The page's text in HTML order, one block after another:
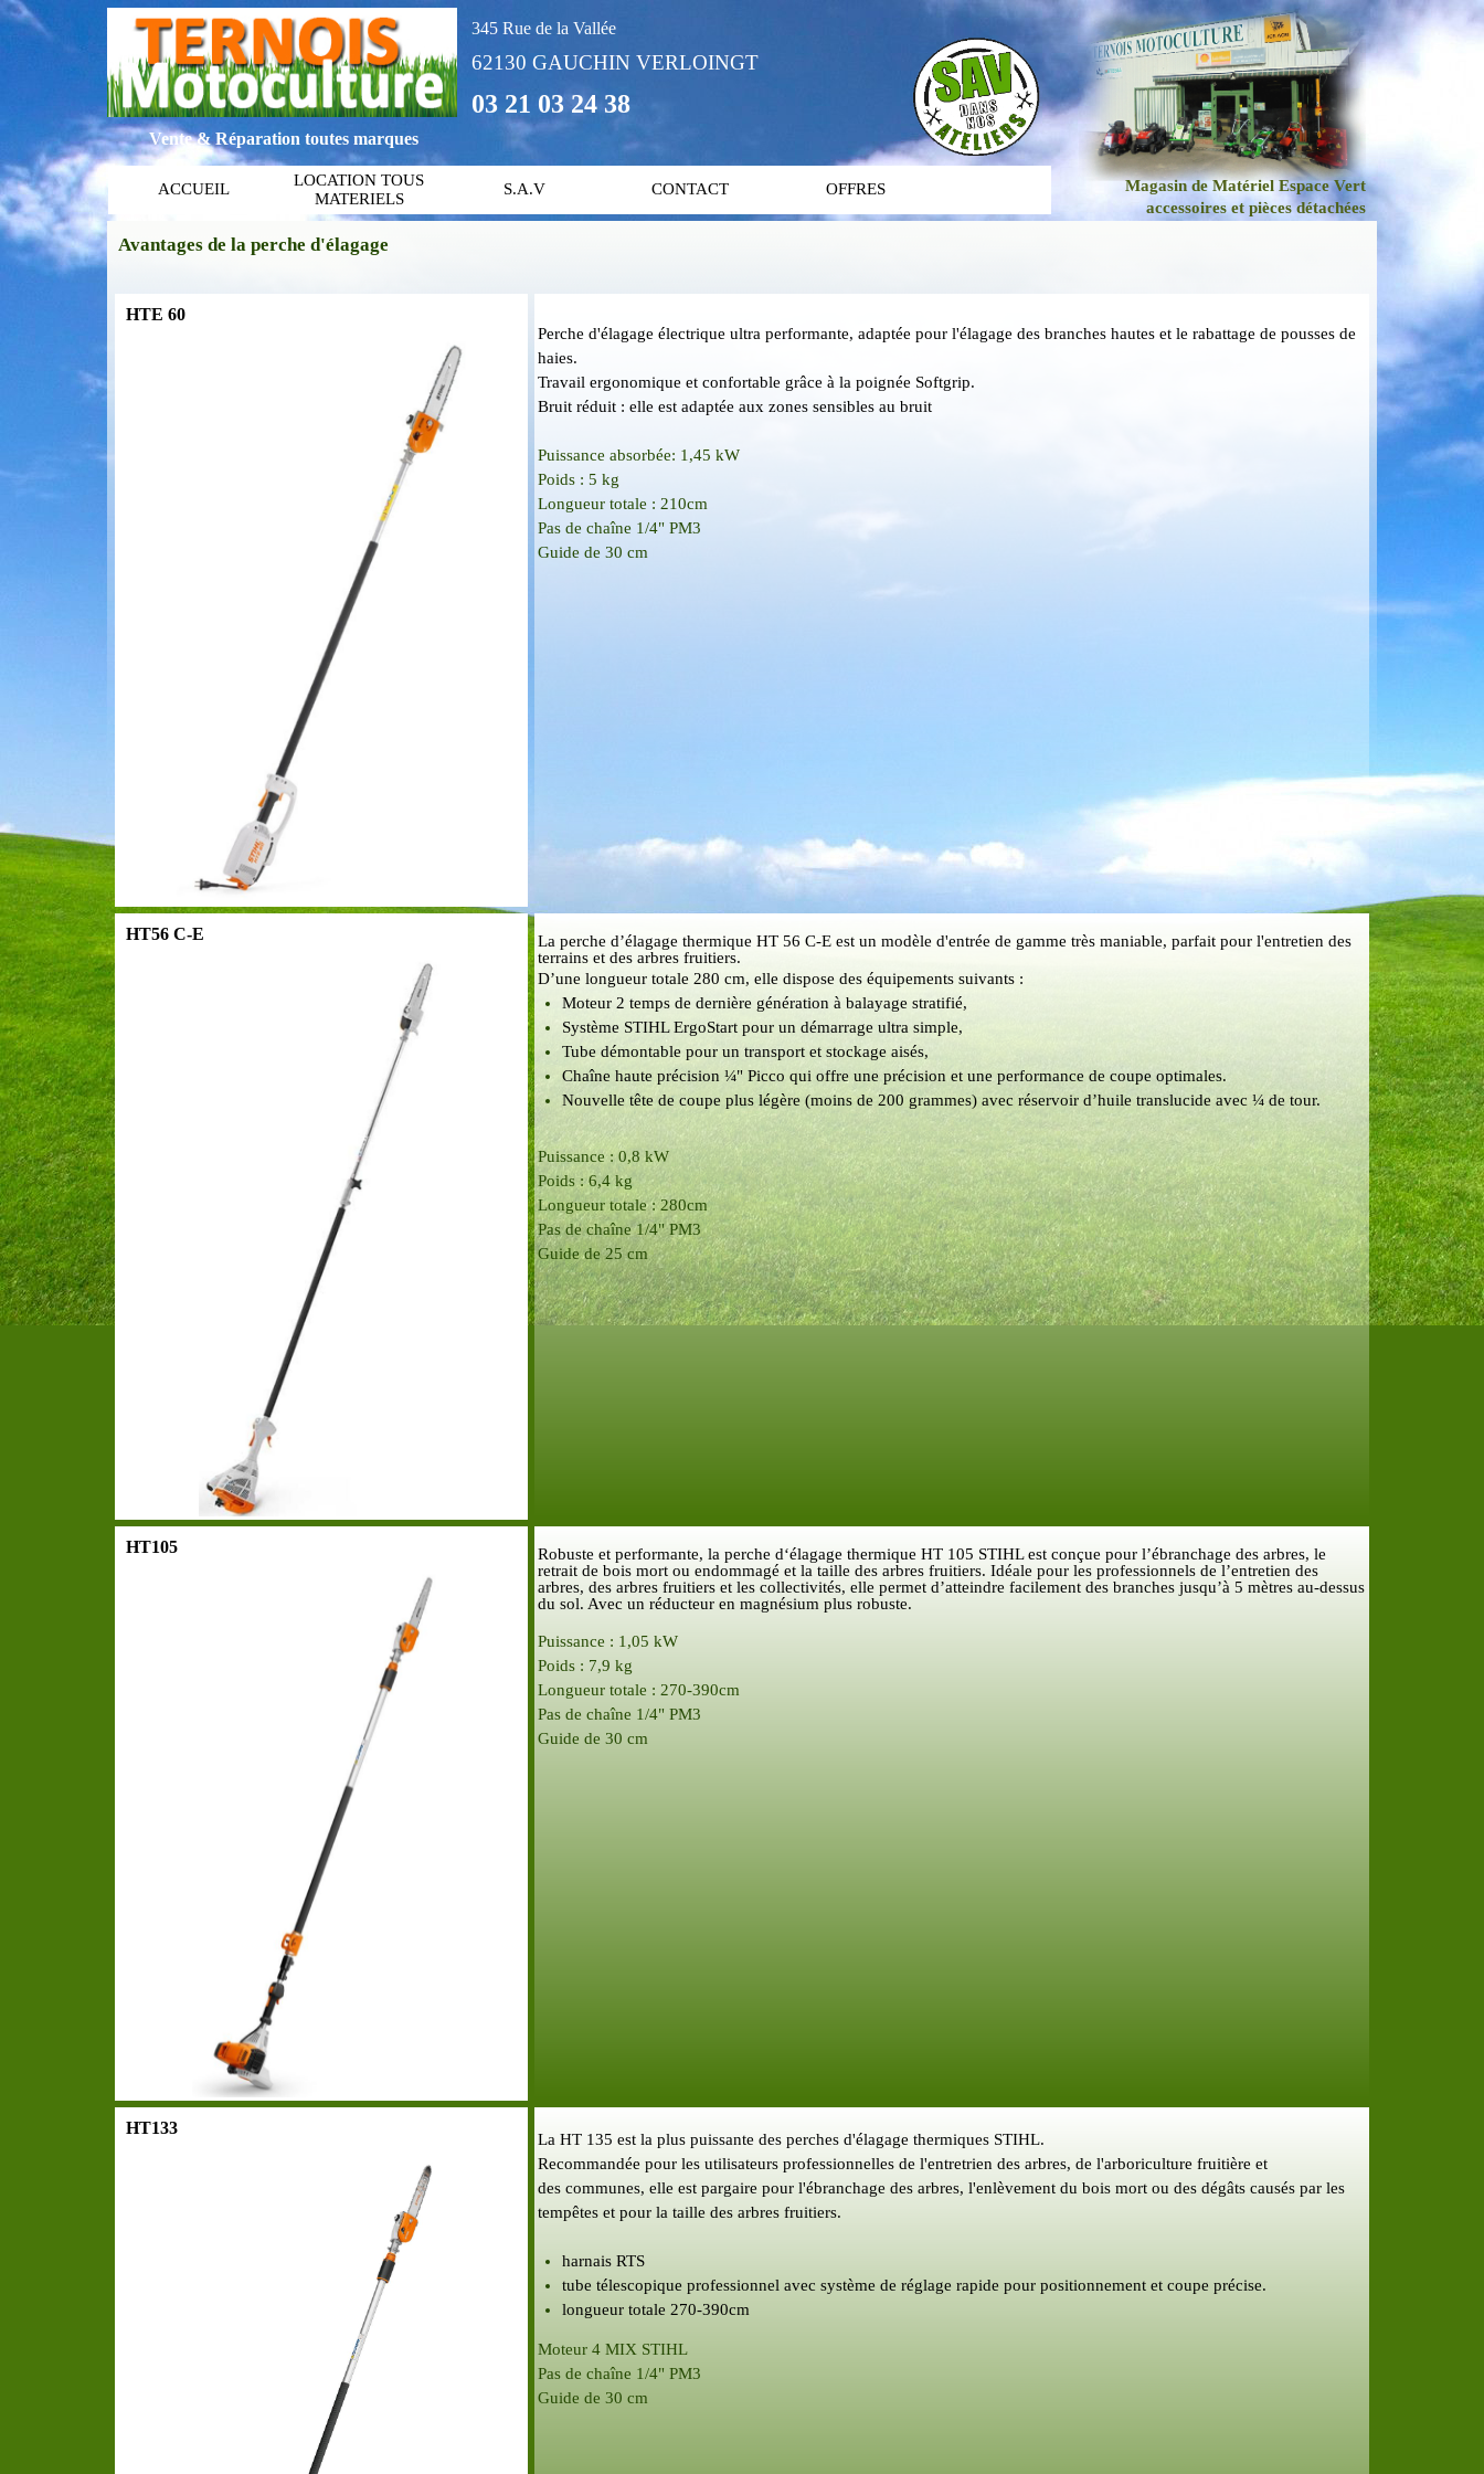
ACCUEIL
LOCATION TOUS
MATERIELS
S.A.V CONTACT OFFRES
345 Rue de la Vallée
62130 GAUCHIN VERLOINGT
03 21 03 24 38
Magasin de Matériel Espace Vert
Vente & Réparation toutes marques
accessoires et pièces détachées
Avantages de la perche d'élagage
HTE 60
Perche d'élagage électrique ultra performante, adaptée pour l'élagage des branches hautes et le rabattage de pousses de
haies.
Travail ergonomique et confortable grâce à la poignée Softgrip.
Bruit réduit : elle est adaptée aux zones sensibles au bruit
Puissance absorbée: 1,45 kW
Poids : 5 kg
Longueur totale : 210cm
Pas de chaîne 1/4" PM3
Guide de 30 cm
HT56 C-E
La perche d’élagage thermique HT 56 C-E est un modèle d'entrée de gamme très maniable, parfait pour l'entretien des
terrains et des arbres fruitiers.
D’une longueur totale 280 cm, elle dispose des équipements suivants :
Moteur 2 temps de dernière génération à balayage stratifié,
Système STIHL ErgoStart pour un démarrage ultra simple,
Tube démontable pour un transport et stockage aisés,
Chaîne haute précision ¼" Picco qui offre une précision et une performance de coupe optimales.
Nouvelle tête de coupe plus légère (moins de 200 grammes) avec réservoir d’huile translucide avec ¼ de tour.
Puissance : 0,8 kW
Poids : 6,4 kg
Longueur totale : 280cm
Pas de chaîne 1/4" PM3
Guide de 25 cm
HT105
Robuste et performante, la perche d‘élagage thermique HT 105 STIHL est conçue pour l’ébranchage des arbres, le
retrait de bois mort ou endommagé et la taille des arbres fruitiers. Idéale pour les professionnels de l’entretien des
arbres, des arbres fruitiers et les collectivités, elle permet d’atteindre facilement des branches jusqu’à 5 mètres au-dessus
du sol. Avec un réducteur en magnésium plus robuste.
Puissance : 1,05 kW
Poids : 7,9 kg
Longueur totale : 270-390cm
Pas de chaîne 1/4" PM3
Guide de 30 cm
HT133
La HT 135 est la plus puissante des perches d'élagage thermiques STIHL.
Recommandée pour les utilisateurs professionnelles de l'entretrien des arbres, de l'arboriculture fruitière et
des communes, elle est pargaire pour l'ébranchage des arbres, l'enlèvement du bois mort ou des dégâts causés par les
tempêtes et pour la taille des arbres fruitiers.
harnais RTS
tube télescopique professionnel avec système de réglage rapide pour positionnement et coupe précise.
longueur totale 270-390cm
Moteur 4 MIX STIHL
Pas de chaîne 1/4" PM3
Guide de 30 cm